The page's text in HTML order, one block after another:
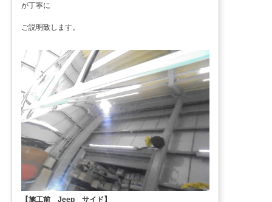
が丁寧に
ご説明致します。
【施工前 Jeep サイド】